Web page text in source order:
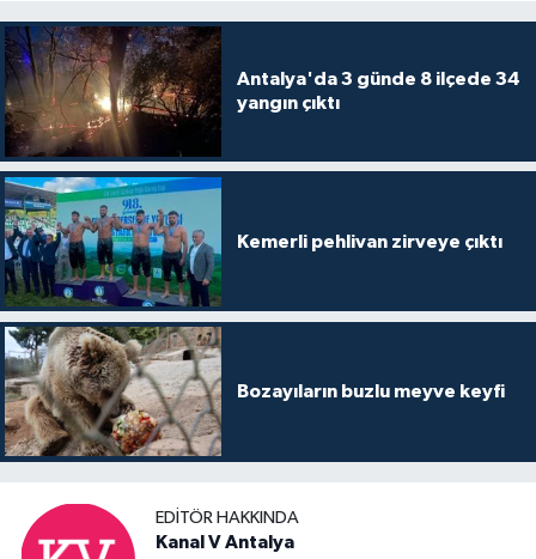
Antalya'da 3 günde 8 ilçede 34
yangın çıktı
Kemerli pehlivan zirveye çıktı
Bozayıların buzlu meyve keyfi
EDITÖR HAKKINDA
Kanal V Antalya